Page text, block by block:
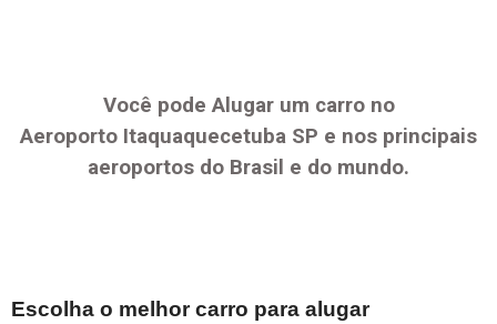
Você pode Alugar um carro no
Aeroporto Itaquaquecetuba SP e nos principais
aeroportos do Brasil e do mundo.
Escolha o melhor carro para alugar